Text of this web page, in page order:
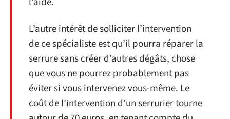
L’autre intérêt de solliciter l’intervention
de ce spécialiste est qu’il pourra réparer la
serrure sans créer d’autres dégâts, chose
que vous ne pourrez probablement pas
éviter si vous intervenez vous-même. Le
coût de l’intervention d’un serrurier tourne